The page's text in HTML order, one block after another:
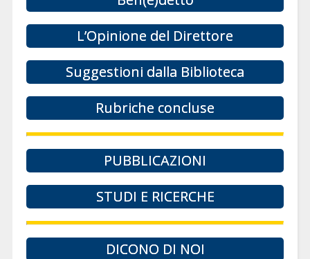
L’Opinione del Direttore
Suggestioni dalla Biblioteca
Rubriche concluse
PUBBLICAZIONI
STUDI E RICERCHE
DICONO DI NOI